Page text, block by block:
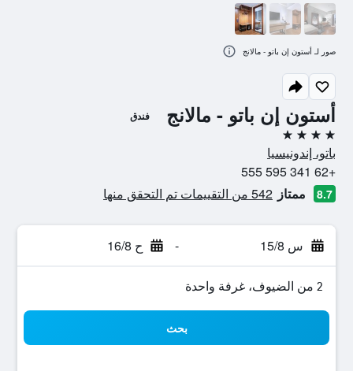
أستون إن باتو - مالانج فندق
4 نجوم
باتو، إندونيسيا
+62 341 595 555
8.7 ممتاز 542 من التقييمات تم التحقق منها
س 15/8 - ح 16/8
2 من الضيوف، غرفة واحدة
بحث
صور لـ أستون إن باتو - مالانج